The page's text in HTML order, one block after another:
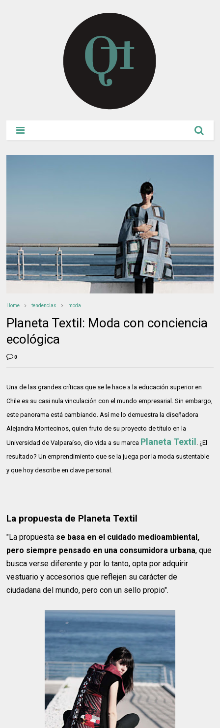
Home tendencias moda
Planeta Textil: Moda con conciencia
ecológica
0
Una de las grandes críticas que se le hace a la educación superior en
Chile es su casi nula vinculación con el mundo empresarial. Sin embargo,
este panorama está cambiando. Así me lo demuestra la diseñadora
Alejandra Montecinos, quien fruto de su proyecto de título en la
Universidad de Valparaíso, dio vida a su marca Planeta Textil . ¿El
resultado? Un emprendimiento que se la juega por la moda sustentable
y que hoy describe en clave personal.
La propuesta de Planeta Textil
"La propuesta se basa en el cuidado medioambiental,
pero siempre pensado en una consumidora urbana, que
busca verse diferente y por lo tanto, opta por adquirir
vestuario y accesorios que reflejen su carácter de
ciudadana del mundo, pero con un sello propio".